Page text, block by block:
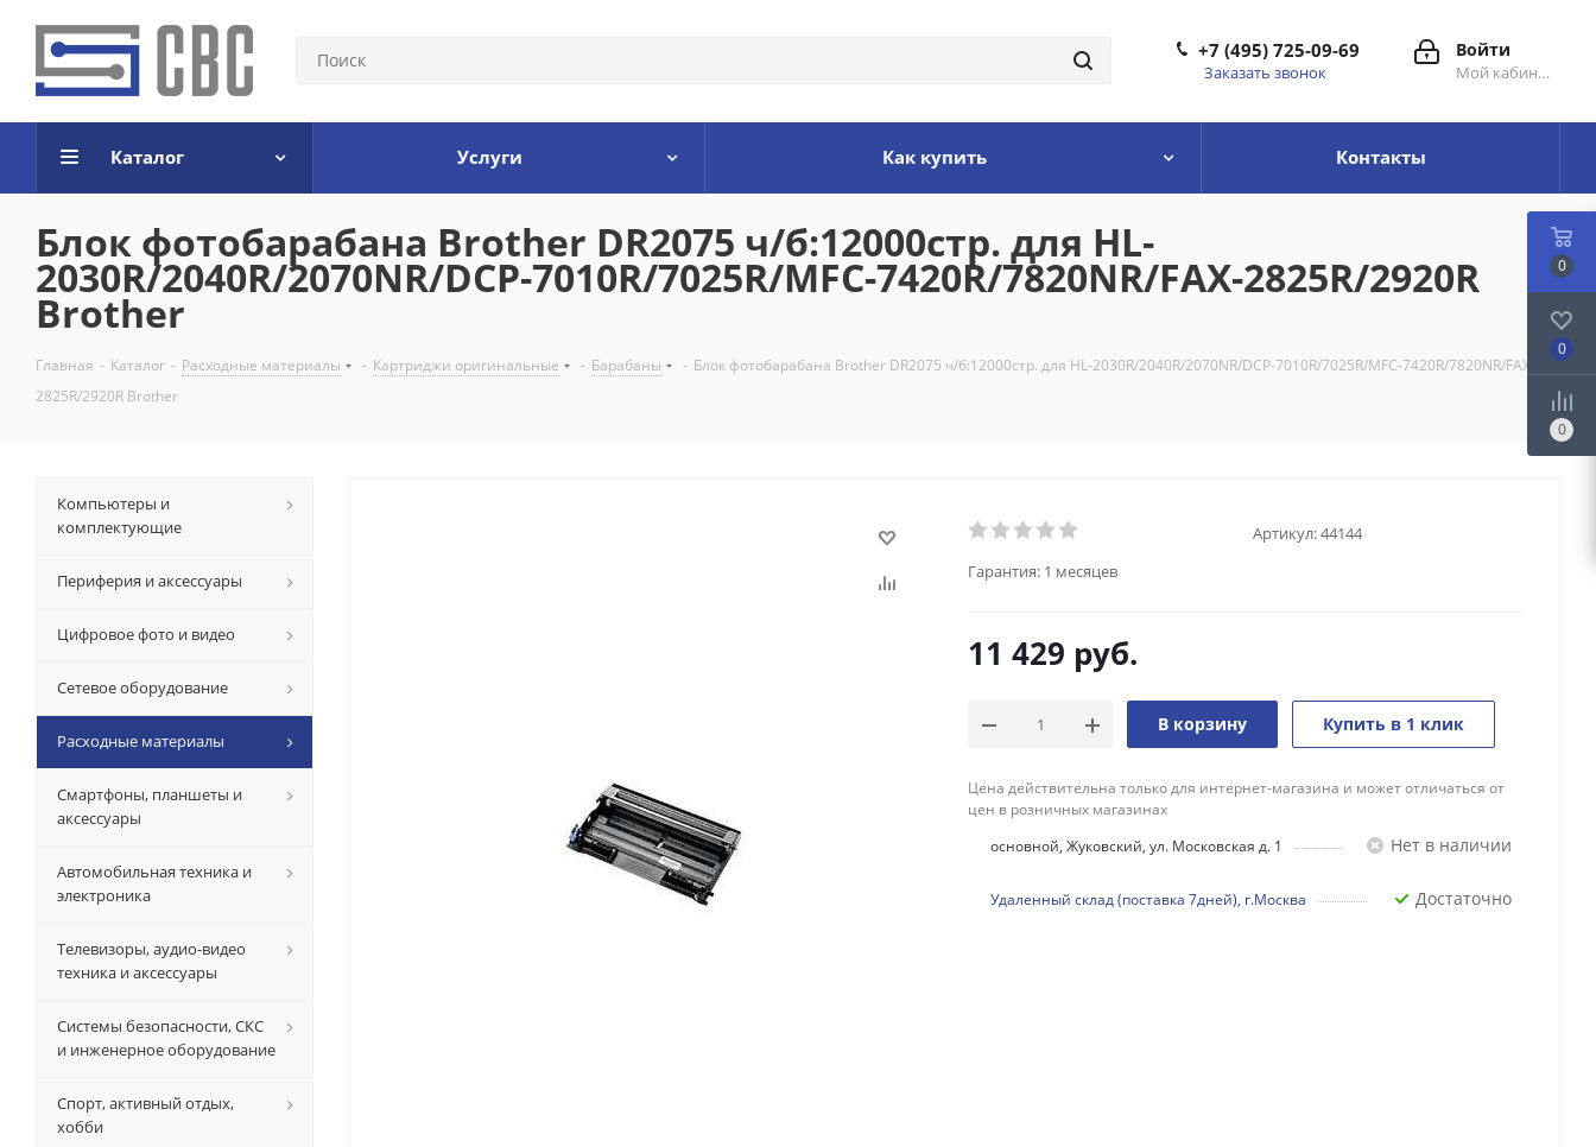
Войти
Мой кабинет
+7 (495) 725-09-69
Заказать звонок
Каталог Услуги Как купить Контакты
Блок фотобарабана Brother DR2075 ч/б:12000стр. для HL-
2030R/2040R/2070NR/DCP-7010R/7025R/MFC-7420R/7820NR/FAX-2825R/2920R
Brother
Главная - Каталог - Расходные материалы - Картриджи оригинальные - Барабаны - Блок фотобарабана Brother DR2075 ч/б:12000стр. для HL-2030R/2040R/2070NR/DCP-7010R/7025R/MFC-7420R/7820NR/FAX-
2825R/2920R Brother
Артикул:44144
Гарантия: 1 месяцев
11 429 руб.
В корзину Купить в 1 клик
Цена действительна только для интернет-магазина и может отличаться от
цен в розничных магазинах
основной, Жуковский, ул. Московская д. 1
Нет в наличии
Удаленный склад (поставка 7дней), г.Москва Достаточно
Компьютеры и
комплектующие
Периферия и аксессуары
Цифровое фото и видео
Сетевое оборудование
Расходные материалы
Смартфоны, планшеты и
аксессуары
Автомобильная техника и
электроника
Телевизоры, аудио-видео
техника и аксессуары
Системы безопасности, СКС
и инженерное оборудование
Спорт, активный отдых,
хобби
0
0
0